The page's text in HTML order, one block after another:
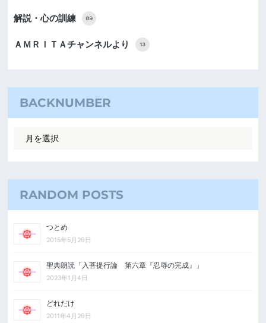
解説・心の訓練 89
ＡＭＲＩＴＡチャンネルより 13
BACKNUMBER
RANDOM POSTS
つとめ
2015年5月29日
聖典朗読「入菩提行論 第六章『忍辱の完成』」
2023年1月4日
どれだけ
2011年4月29日